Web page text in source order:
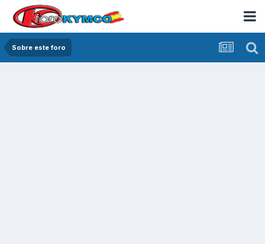
Sobre este foro